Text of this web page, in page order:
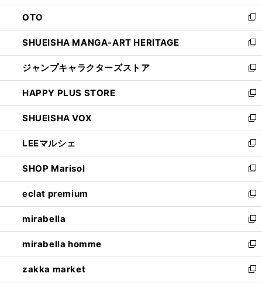
ウ
で
開
く
ン
ド
ウ
で
開
く
OTO
新
し
い
ウ
ィ
ン
ド
ウ
で
開
く
SHUEISHA MANGA-ART HERITAGE
新
し
い
ウ
ィ
ン
ド
ウ
で
開
く
ジャンプキャラクターズストア
新
し
い
ウ
ィ
ン
ド
ウ
で
開
く
HAPPY PLUS STORE
新
し
い
ウ
ィ
ン
ド
ウ
で
開
く
SHUEISHA VOX
新
し
い
ウ
ィ
ン
ド
ウ
で
開
く
LEEマルシェ
新
し
い
ウ
ィ
ン
ド
ウ
で
開
く
SHOP Marisol
新
し
い
ウ
ィ
ン
ド
ウ
で
開
eclat premium
新
し
い
ウ
ィ
ン
ド
ウ
mirabella
新
し
い
ウ
ィ
ン
mirabella homme
新
し
い
ウ
zakka market
新
し